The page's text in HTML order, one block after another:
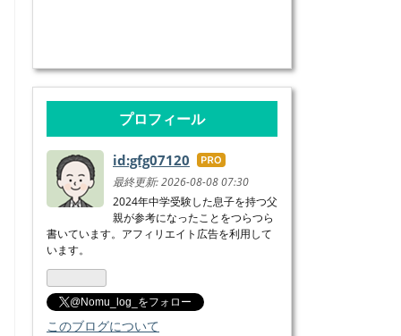
プロフィール
id:gfg07120 はて
なブ
ログ
Pro
最終更新:2026-08-08 07:30
2024年中学受験した息子を持つ父
親が参考になったことをつらつら
書いています。アフィリエイト広告を利用して
います。
@Nomu_log_をフォロー
このブログについて